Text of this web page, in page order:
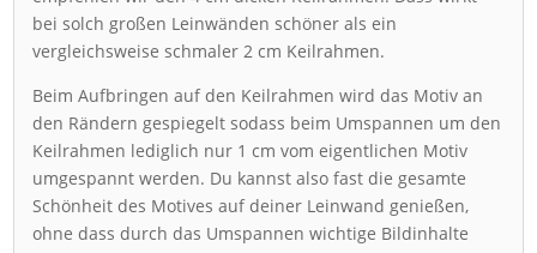
bei solch großen Leinwänden schöner als ein
vergleichsweise schmaler 2 cm Keilrahmen.
Beim Aufbringen auf den Keilrahmen wird das Motiv an
den Rändern gespiegelt sodass beim Umspannen um den
Keilrahmen lediglich nur 1 cm vom eigentlichen Motiv
umgespannt werden. Du kannst also fast die gesamte
Schönheit des Motives auf deiner Leinwand genießen,
ohne dass durch das Umspannen wichtige Bildinhalte